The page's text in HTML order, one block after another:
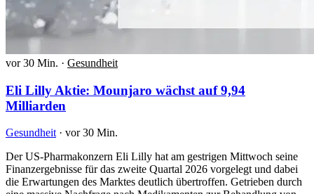
vor 30 Min. · Gesundheit
Eli Lilly Aktie: Mounjaro wächst auf 9,94
Milliarden
Gesundheit · vor 30 Min.
Der US-Pharmakonzern Eli Lilly hat am gestrigen Mittwoch seine
Finanzergebnisse für das zweite Quartal 2026 vorgelegt und dabei
die Erwartungen des Marktes deutlich übertroffen. Getrieben durch